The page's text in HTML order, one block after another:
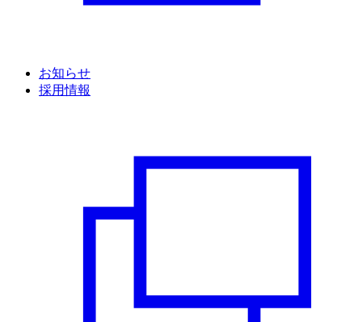
お知らせ
採用情報